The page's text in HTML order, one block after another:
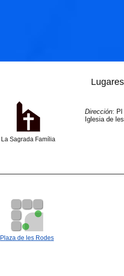
Lugares
La Sagrada Família
Dirección:
Iglesia de
Plaza de les Rodes